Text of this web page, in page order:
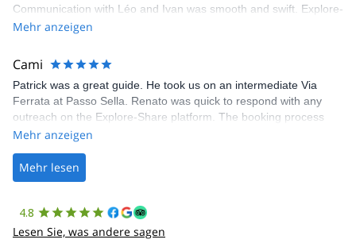
Communication with Léo and Ivan was smooth and swift. Explore-
Share was excellent in arranging everything for our day climb.
making our adventure stress-free.
Mehr anzeigen
Cami
Patrick was a great guide. He took us on an intermediate Via
Ferrata at Passo Sella. Renato was quick to respond with any
outreach on the Explore-Share platform. The booking process
was straightforward, and once Patrick was confirmed, all went
the platform.
Mehr anzeigen
Mehr lesen
4.8
Lesen Sie, was andere sagen